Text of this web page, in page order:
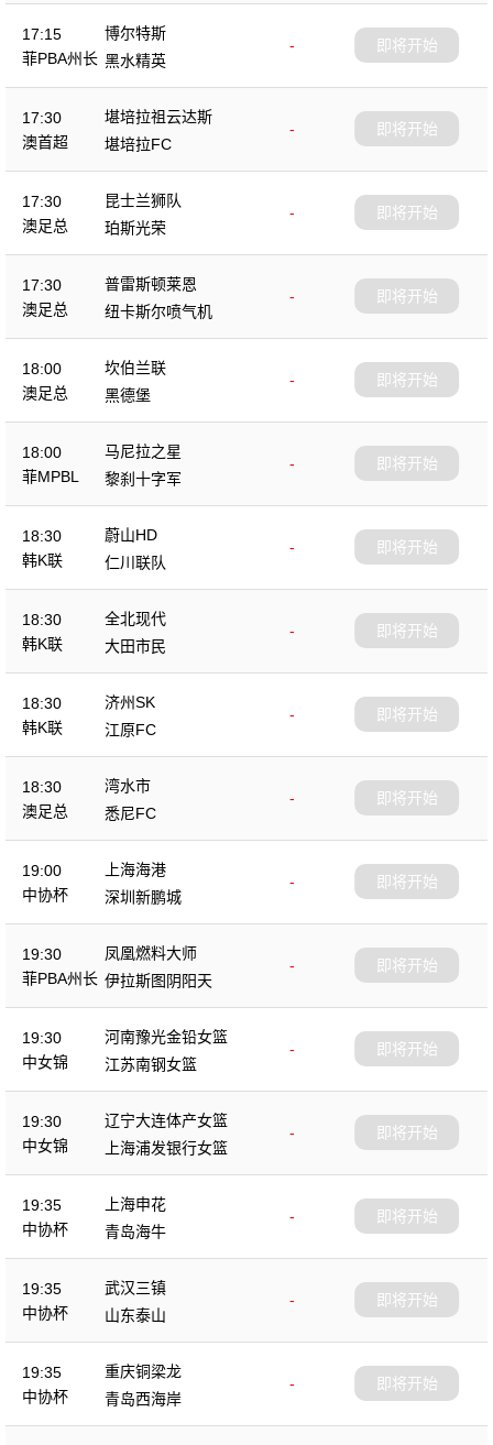
17:15
菲PBA州长
博尔特斯
-
黑水精英
即将开始
17:30
澳首超
堪培拉祖云达斯
-
堪培拉FC
即将开始
17:30
澳足总
昆士兰狮队
-
珀斯光荣
即将开始
17:30
澳足总
普雷斯顿莱恩
-
纽卡斯尔喷气机
即将开始
18:00
澳足总
坎伯兰联
-
黑德堡
即将开始
18:00
菲MPBL
马尼拉之星
-
黎刹十字军
即将开始
18:30
韩K联
蔚山HD
-
仁川联队
即将开始
18:30
韩K联
全北现代
-
大田市民
即将开始
18:30
韩K联
济州SK
-
江原FC
即将开始
18:30
澳足总
湾水市
-
悉尼FC
即将开始
19:00
中协杯
上海海港
-
深圳新鹏城
即将开始
19:30
菲PBA州长
凤凰燃料大师
-
伊拉斯图阴阳天
即将开始
19:30
中女锦
河南豫光金铅女篮
-
江苏南钢女篮
即将开始
19:30
中女锦
辽宁大连体产女篮
-
上海浦发银行女篮
即将开始
19:35
中协杯
上海申花
-
青岛海牛
即将开始
19:35
中协杯
武汉三镇
-
山东泰山
即将开始
19:35
中协杯
重庆铜梁龙
-
青岛西海岸
即将开始